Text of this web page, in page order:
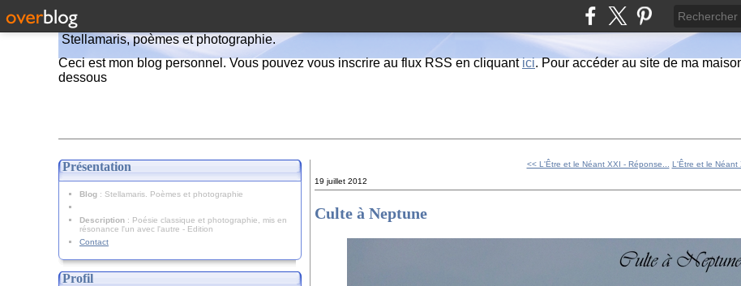
Stellamaris, poèmes et photographie.
Ceci est mon blog personnel. Vous pouvez vous inscrire au flux RSS en cliquantici. Pour accéder au site de ma
dessous
Présentation
Blog : Stellamaris. Poèmes et photographie
Description : Poésie classique et photographie, mis en
résonance l'un avec l'autre - Edition
Contact
Profil
<< L'Être et le Néant XXI - Réponse...
L'Être et le Néant
19 juillet 2012
Culte à Neptune